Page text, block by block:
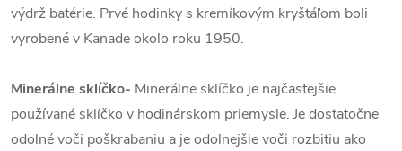
výdrž batérie. Prvé hodinky s kremíkovým kryštáľom boli
vyrobené v Kanade okolo roku 1950.
Minerálne sklíčko- Minerálne sklíčko je najčastejšie
používané sklíčko v hodinárskom priemysle. Je dostatočne
odolné voči poškrabaniu a je odolnejšie voči rozbitiu ako